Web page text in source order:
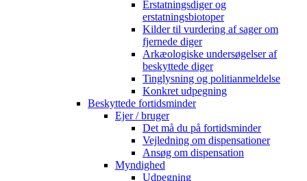
Erstatningsdiger og
erstatningsbiotoper
Kilder til vurdering af sager om
fjernede diger
Arkæologiske undersøgelser af
beskyttede diger
Tinglysning og politianmeldelse
Konkret udpegning
Beskyttede fortidsminder
Ejer / bruger
Det må du på fortidsminder
Vejledning om dispensationer
Ansøg om dispensation
Myndighed
Udpegning